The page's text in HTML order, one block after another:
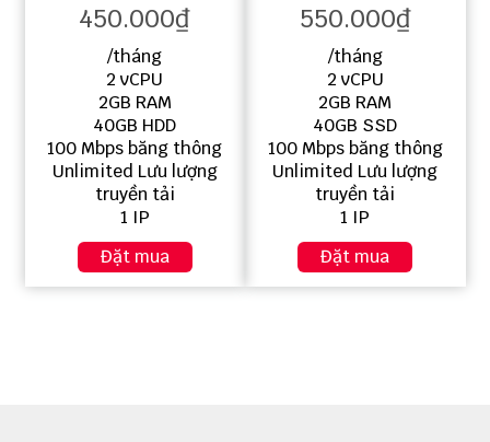
450.000₫
/tháng
2 vCPU
2GB RAM
40GB HDD
100 Mbps băng thông
Unlimited Lưu lượng
truyền tải
1 IP
Đặt mua
550.000₫
/tháng
2 vCPU
2GB RAM
40GB SSD
100 Mbps băng thông
Unlimited Lưu lượng
truyền tải
1 IP
Đặt mua